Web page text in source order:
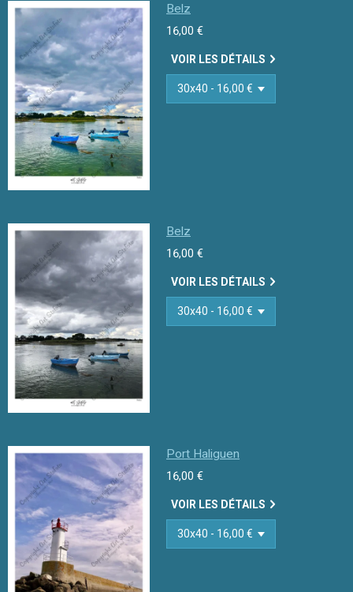
Belz
16,00 €
VOIR LES DÉTAILS
Belz
16,00 €
VOIR LES DÉTAILS
Port Haliguen
16,00 €
VOIR LES DÉTAILS